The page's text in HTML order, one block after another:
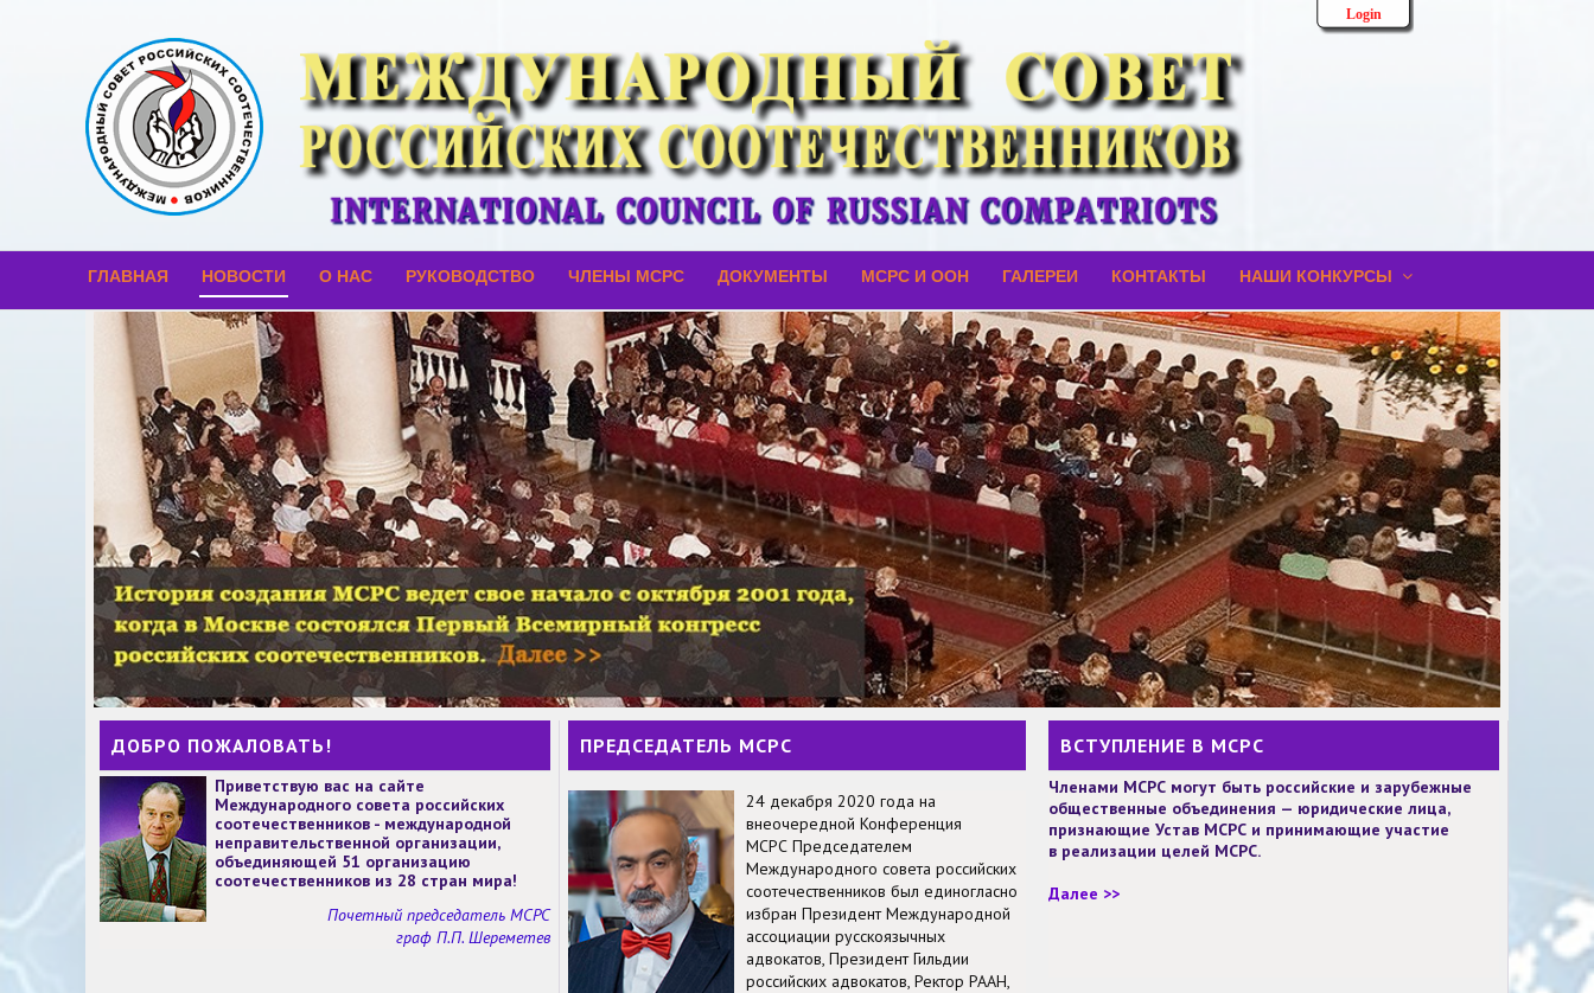
Login
ГЛАВНАЯ НОВОСТИ О НАС РУКОВОДСТВО ЧЛЕНЫ МСРС ДОКУМЕНТЫ МСРС И ООН ГАЛЕРЕИ КОНТАКТЫ НАШИ КОНКУРСЫ
ДОБРО ПОЖАЛОВАТЬ!
Приветствую вас на сайте
Международного совета российских
соотечественников - международной
неправительственной организации,
объединяющей 51 организацию
соотечественников из 28 стран мира!
Почетный председатель МСРС
граф П.П. Шереметев
ПРЕДСЕДАТЕЛЬ МСРС
24 декабря 2020 года на
внеочередной Конференция
МСРС Председателем
Международного совета российских
соотечественников был единогласно
избран Президент Международной
ассоциации русскоязычных
адвокатов, Президент Гильдии
российских адвокатов, Ректор РААН,
ВСТУПЛЕНИЕ В МСРС
Членами МСРС могут быть российские и зарубежные
общественные объединения — юридические лица,
признающие Устав МСРС и принимающие участие
в реализации целей МСРС.
Далее >>